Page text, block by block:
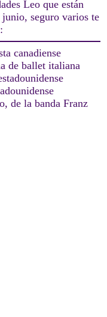
Leo que están
seguro varios te
canadiense
de ballet italiana
de la banda Franz